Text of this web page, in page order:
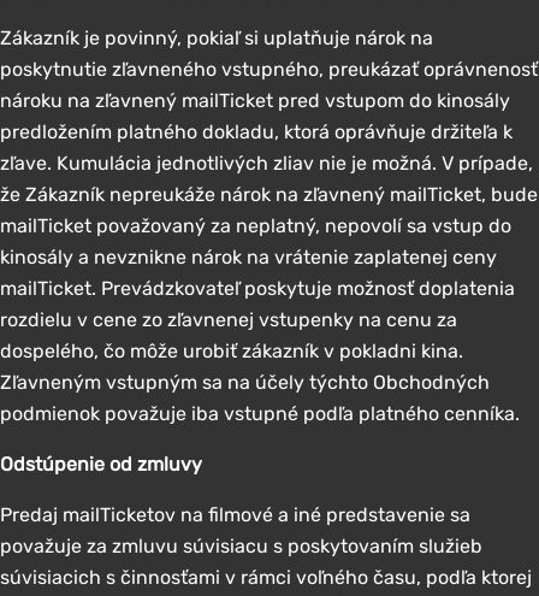
Zákazník je povinný, pokiaľ si uplatňuje nárok na
poskytnutie zľavneného vstupného, preukázať oprávnenosť
nároku na zľavnený mailTicket pred vstupom do kinosály
predložením platného dokladu, ktorá oprávňuje držiteľa k
zľave. Kumulácia jednotlivých zliav nie je možná. V prípade,
že Zákazník nepreukáže nárok na zľavnený mailTicket, bude
mailTicket považovaný za neplatný, nepovolí sa vstup do
kinosály a nevznikne nárok na vrátenie zaplatenej ceny
mailTicket. Prevádzkovateľ poskytuje možnosť doplatenia
rozdielu v cene zo zľavnenej vstupenky na cenu za
dospelého, čo môže urobiť zákazník v pokladni kina.
Zľavneným vstupným sa na účely týchto Obchodných
podmienok považuje iba vstupné podľa platného cenníka.
Odstúpenie od zmluvy
Predaj mailTicketov na filmové a iné predstavenie sa
považuje za zmluvu súvisiacu s poskytovaním služieb
súvisiacich s činnosťami v rámci voľného času, podľa ktorej